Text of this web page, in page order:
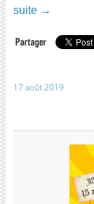
suite →
17 août 2019